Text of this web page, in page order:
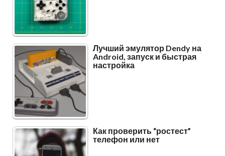
Лучший эмулятор Dendy на
Android, запуск и быстрая
настройка
Как проверить “ростест”
телефон или нет